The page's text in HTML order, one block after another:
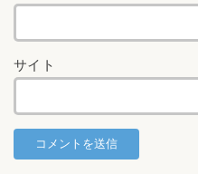
サイト